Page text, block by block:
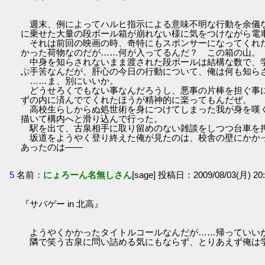
週末、例によってハルヒ指示による意味不明な行動を余儀
に乗せた大量の段ボール箱が崩れない様に気をつけながら電
それは前回の映画の時、奇特にもスポンサーになってくれ
かった荷物なのだが……何が入ってるんだ？ この箱の山。
中身を知らされないまま渡された段ボールは結構な数で、
ぶ手筈なんだが、肝心の今日の行動について、俺は何も知ら
……ま、別にいいか。
どうせろくでもない事なんだろうし、悪事の片棒を担ぐ事
ずの内に済んでてくれたほうが精神的に楽ってもんだぜ。
高校生らしからぬ処世術を身につけてしまった我が身を嘆
描いて構内へと滑り込んで行った。
駅を出て、古泉相手に取り留めのない雑談をしつつ台車を
坂道をようやく登り終えた俺が見たのは、校舎の壁にかか
あったのは――
5 名前： にょろーん名無しさん[sage] 投稿日：2009/08/03(月)
『サバゲー in 北高』
ようやくかかったタイトルコールなんだが……帰っていい
隣で笑う古泉に問い詰める気にもならず、とりあえず俺は